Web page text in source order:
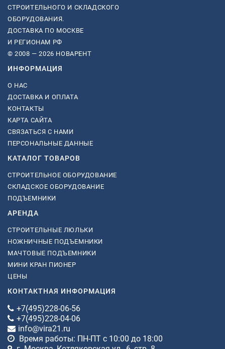
СТРОИТЕЛЬНОГО И СКЛАДСКОГО
ОБОРУДОВАНИЯ.
ДОСТАВКА ПО МОСКВЕ
И РЕГИОНАМ РФ
© 2008 — 2026 НОВАРЕНТ
ИНФОРМАЦИЯ
О НАС
ДОСТАВКА И ОПЛАТА
КОНТАКТЫ
КАРТА САЙТА
СВЯЗАТЬСЯ С НАМИ
ПЕРСОНАЛЬНЫЕ ДАННЫЕ
КАТАЛОГ ТОВАРОВ
СТРОИТЕЛЬНОЕ ОБОРУДОВАНИЕ
СКЛАДСКОЕ ОБОРУДОВАНИЕ
ПОДЪЕМНИКИ
АРЕНДА
СТРОИТЕЛЬНЫЕ ЛЮЛЬКИ
НОЖНИЧНЫЕ ПОДЪЕМНИКИ
МАЧТОВЫЕ ПОДЪЕМНИКИ
МИНИ КРАН ПИОНЕР
ЦЕНЫ
КОНТАКТНАЯ ИНФОРМАЦИЯ
+7(495)228-06-56
+7(495)228-04-06
info@vira21.ru
Время работы: ПН-ПТ с 10:00 до 18:00